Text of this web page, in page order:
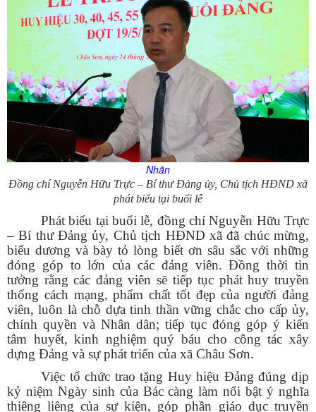
Nhãn
Đồng chí Nguyễn Hữu Trực – Bí thư Đảng ủy, Chủ tịch HĐND xã
phát biểu tại buổi lễ
Phát biểu tại buổi lễ, đồng chí Nguyễn Hữu Trực
– Bí thư Đảng ủy, Chủ tịch HĐND xã đã chúc mừng,
biểu dương và bày tỏ lòng biết ơn sâu sắc với những
đóng góp to lớn của các đảng viên. Đồng thời tin
tưởng rằng các đảng viên sẽ tiếp tục phát huy truyền
thống cách mạng, phẩm chất tốt đẹp của người đảng
viên, luôn là chỗ dựa tinh thần vững chắc cho cấp ủy,
chính quyền và Nhân dân; tiếp tục đóng góp ý kiến
tâm huyết, kinh nghiệm quý báu cho công tác xây
dựng Đảng và sự phát triển của xã Châu Sơn.
Việc tổ chức trao tặng Huy hiệu Đảng đúng dịp
kỷ niệm Ngày sinh của Bác càng làm nổi bật ý nghĩa
thiêng liêng của sự kiện, góp phần giáo dục truyền